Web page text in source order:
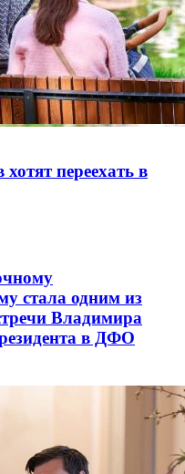
переехать в
стала одним из
Владимира
в ДФО